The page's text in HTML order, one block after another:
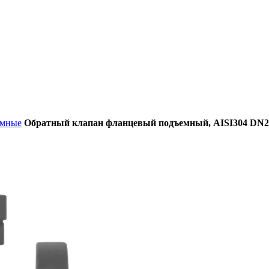
Обратный клапан фланцевый подъемный, AISI304